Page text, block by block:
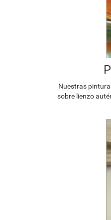
Nuestras
sobre lienzo